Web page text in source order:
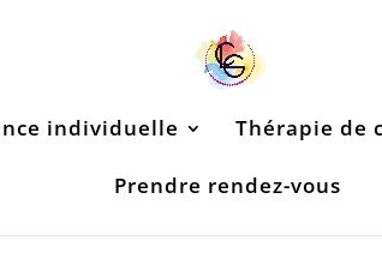
individuelle Thérapie de
Prendre rendez-vous